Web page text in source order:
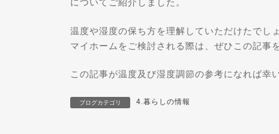
についてご紹介しました。
温度や湿度の保ち方を理解していただけたでし
マイホームをご検討される際は、ぜひこの記事
この記事が温度及び湿度調節の参考になれば幸
ブログカテゴリ 4.暮らしの情報